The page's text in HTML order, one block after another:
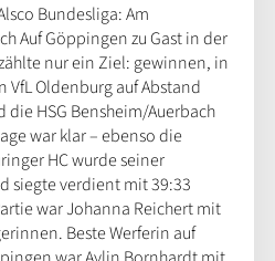
Bundesliga: Am
Auf Göppingen zu Gast in der
nur ein Ziel: gewinnen, in
Oldenburg auf Abstand
HSG Bensheim/Auerbach
war klar – ebenso die
HC wurde seiner
siegte verdient mit 39:33
war Johanna Reichert mit
Beste Werferin auf